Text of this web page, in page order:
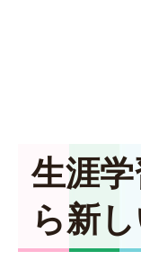
生涯
ら新